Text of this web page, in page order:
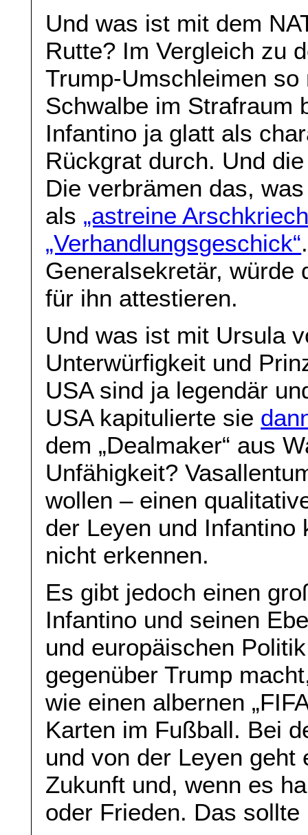
Und was ist mit dem
Rutte? Im Vergleich zu
Trump-Umschleimen
Schwalbe im Strafraum
Infantino ja glatt als
Rückgrat durch. Und
Die verbrämen das,
als „astreine
„Verhandlungsgeschick“
Generalsekretär, würde
für ihn attestieren.
Und was ist mit Ursula
Unterwürfigkeit und
USA sind ja legendär
USA kapitulierte sie
dem „Dealmaker“ aus
Unfähigkeit?
wollen – einen
der Leyen und Infantino
nicht erkennen.
Es gibt jedoch einen
Infantino und seinen
und europäischen
gegenüber Trump
wie einen albernen
Karten im Fußball. Bei
und von der Leyen
Zukunft und, wenn es
oder Frieden. Das